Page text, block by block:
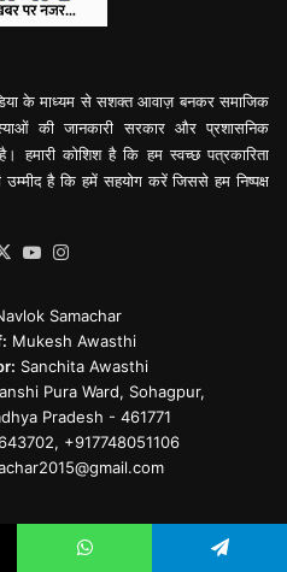
के माध्यम से सशक्त आवाज़ बनकर समाजिक
की जानकारी सरकार और प्रशासनिक
हमारी कोशिश है कि हम स्वच्छ पत्रकारिता
है कि हमें सहयोग करें जिससे हम निष्पक्ष
X YouTube
Samachar
Mukesh Awasthi
Sanchita Awasthi
Pura Ward, Sohagpur,
Pradesh - 461771
+917748051106